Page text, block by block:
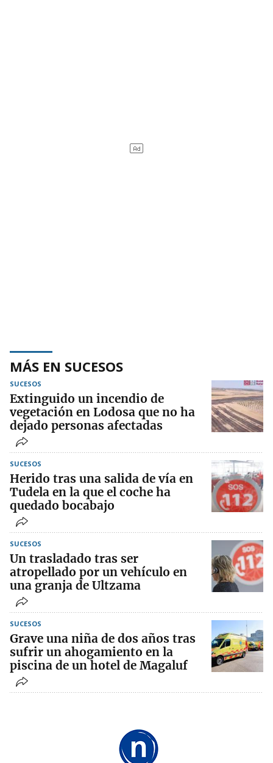
MÁS EN SUCESOS
SUCESOS
Extinguido un incendio de
vegetación en Lodosa que no ha
dejado personas afectadas
SUCESOS
Herido tras una salida de vía en
Tudela en la que el coche ha
quedado bocabajo
SUCESOS
Un trasladado tras ser
atropellado por un vehículo en
una granja de Ultzama
SUCESOS
Grave una niña de dos años tras
sufrir un ahogamiento en la
piscina de un hotel de Magaluf